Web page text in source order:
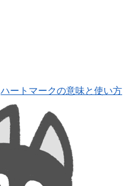
ハートマークの意味と使い方